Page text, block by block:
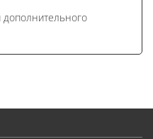
дополнительного